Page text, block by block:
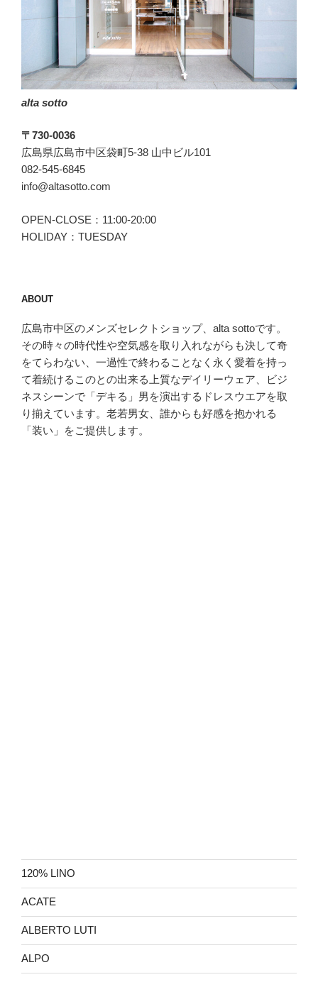
alta sotto
〒730-0036
広島県広島市中区袋町5-38 山中ビル101
082-545-6845
info@altasotto.com
OPEN-CLOSE：11:00-20:00
HOLIDAY：TUESDAY
ABOUT
広島市中区のメンズセレクトショップ、alta sottoです。
その時々の時代性や空気感を取り入れながらも決して奇
をてらわない、一過性で終わることなく永く愛着を持っ
て着続けるこのとの出来る上質なデイリーウェア、ビジ
ネスシーンで「デキる」男を演出するドレスウエアを取
り揃えています。老若男女、誰からも好感を抱かれる
「装い」をご提供します。
120% LINO
ACATE
ALBERTO LUTI
ALPO